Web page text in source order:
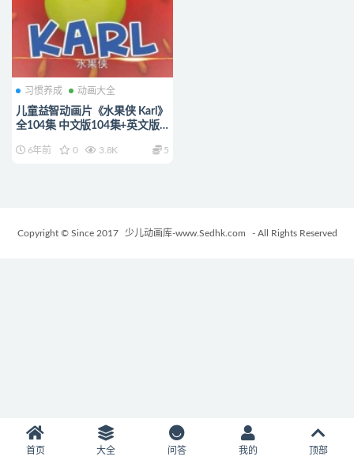
习惯养成 动画大全
儿童益智动画片《水果侠 Karl》
全104集 中文版104集+英文版
片水果侠全集下载
6年前 0 3.8K 5
Copyright © Since 2017 少儿动画库-www.Sedhk.com - All Rights Reserved
首页 大全 问答 我的 顶部